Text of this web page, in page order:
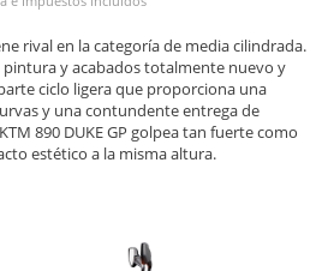
rival en la categoría de media cilindrada.
pintura y acabados totalmente nuevo y
ciclo ligera que proporciona una
y una contundente entrega de
890 DUKE GP golpea tan fuerte como
estético a la misma altura.